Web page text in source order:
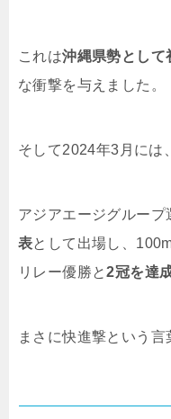
これは沖縄県勢として
な衝撃を与えました。
そして2024年3月には
アジアエージグルー
表として出場し、
リレー優勝と2冠を達
まさに快進撃という言